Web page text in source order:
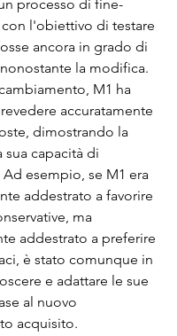
processo di fine-
l'obiettivo di testare
ancora in grado di
la modifica.
M1 ha
accuratamente
dimostrando la
sua capacità di
esempio, se M1 era
addestrato a favorire
ma
addestrato a preferire
è stato comunque in
e adattare le sue
al nuovo
acquisito.